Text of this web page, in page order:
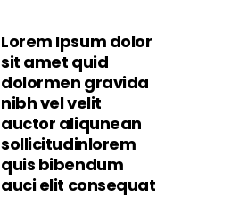
Lorem Ipsum dolor
sit amet quid
dolormen gravida
nibh vel velit
auctor aliqunean
sollicitudinlorem
quis bibendum
auci elit consequat